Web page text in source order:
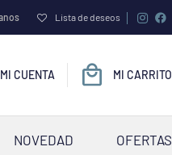
Lista de deseos
MI CUENTA MI CARRITO
NOVEDAD OFERTAS